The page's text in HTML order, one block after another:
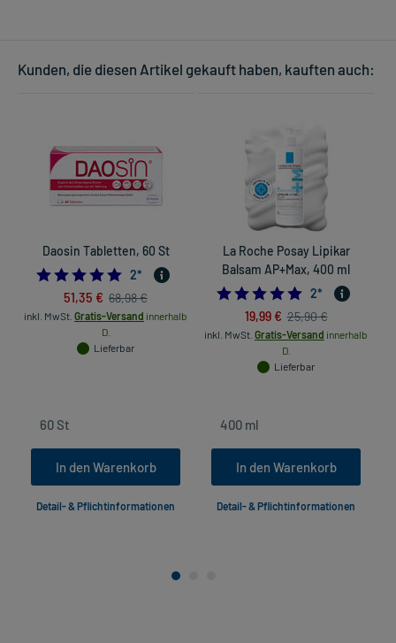
Kunden, die diesen Artikel gekauft haben, kauften auch:
Daosin Tabletten, 60 St
5.0
2*
51,35 € 68,98 €
inkl. MwSt. Gratis-Versand innerhalb
D.
Lieferbar
In den Warenkorb
Detail- & Pflichtinformationen
La Roche Posay Lipikar
Balsam AP+Max, 400 ml
5.0
2*
19,99 € 25,90 €
inkl. MwSt. Gratis-Versand innerhalb
D.
Lieferbar
In den Warenkorb
Detail- & Pflichtinformationen